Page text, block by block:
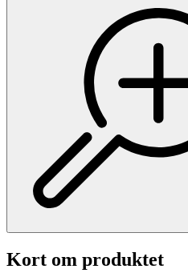
Kort om produktet